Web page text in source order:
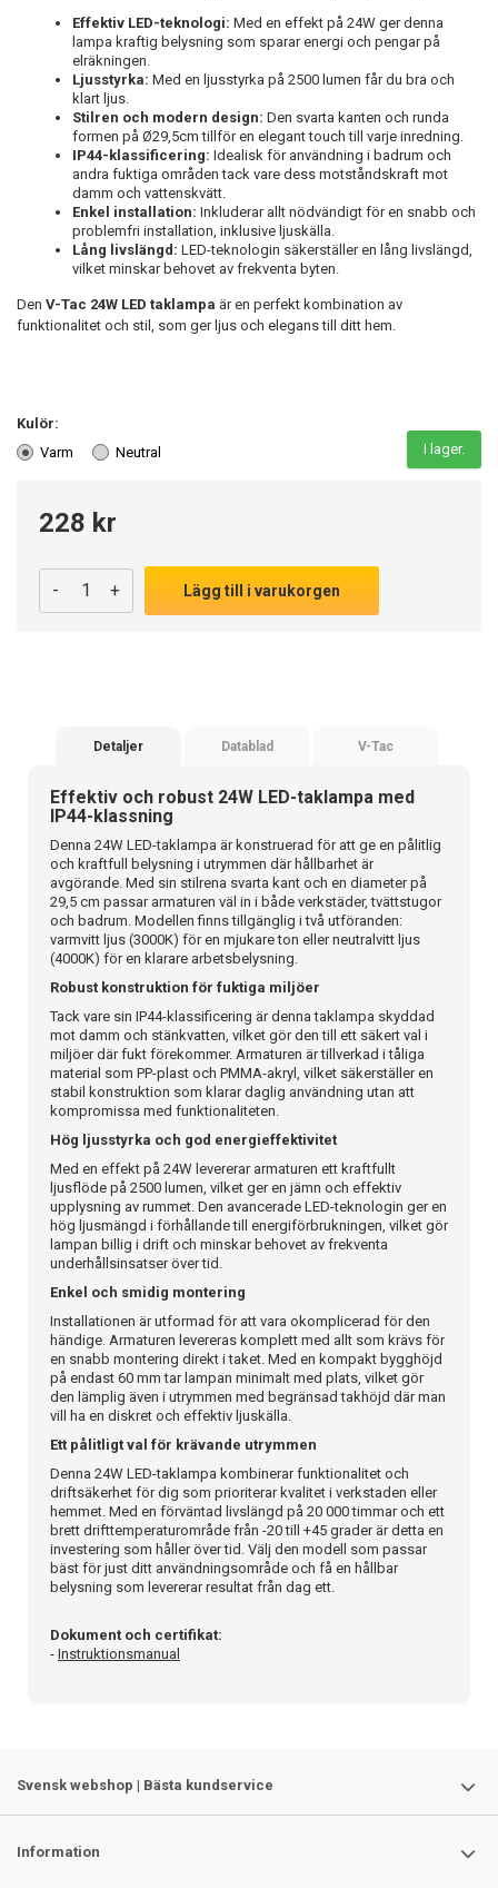
Effektiv LED-teknologi: Med en effekt på 24W ger denna
lampa kraftig belysning som sparar energi och pengar på
elräkningen.
Ljusstyrka: Med en ljusstyrka på 2500 lumen får du bra och
klart ljus.
Stilren och modern design: Den svarta kanten och runda
formen på Ø29,5cm tillför en elegant touch till varje inredning.
IP44-klassificering: Idealisk för användning i badrum och
andra fuktiga områden tack vare dess motståndskraft mot
damm och vattenskvätt.
Enkel installation: Inkluderar allt nödvändigt för en snabb och
problemfri installation, inklusive ljuskälla.
Lång livslängd: LED-teknologin säkerställer en lång livslängd,
vilket minskar behovet av frekventa byten.
Den V-Tac 24W LED taklampa är en perfekt kombination av
funktionalitet och stil, som ger ljus och elegans till ditt hem.
Kulör:
Varm
Neutral I lager.
228 kr
- + Lägg till i varukorgen
Detaljer Datablad V-Tac
Effektiv och robust 24W LED-taklampa med
IP44-klassning
Denna 24W LED-taklampa är konstruerad för att ge en pålitlig
och kraftfull belysning i utrymmen där hållbarhet är
avgörande. Med sin stilrena svarta kant och en diameter på
29,5 cm passar armaturen väl in i både verkstäder, tvättstugor
och badrum. Modellen finns tillgänglig i två utföranden:
varmvitt ljus (3000K) för en mjukare ton eller neutralvitt ljus
(4000K) för en klarare arbetsbelysning.
Robust konstruktion för fuktiga miljöer
Tack vare sin IP44-klassificering är denna taklampa skyddad
mot damm och stänkvatten, vilket gör den till ett säkert val i
miljöer där fukt förekommer. Armaturen är tillverkad i tåliga
material som PP-plast och PMMA-akryl, vilket säkerställer en
stabil konstruktion som klarar daglig användning utan att
kompromissa med funktionaliteten.
Hög ljusstyrka och god energieffektivitet
Med en effekt på 24W levererar armaturen ett kraftfullt
ljusflöde på 2500 lumen, vilket ger en jämn och effektiv
upplysning av rummet. Den avancerade LED-teknologin ger en
hög ljusmängd i förhållande till energiförbrukningen, vilket gör
lampan billig i drift och minskar behovet av frekventa
underhållsinsatser över tid.
Enkel och smidig montering
Installationen är utformad för att vara okomplicerad för den
händige. Armaturen levereras komplett med allt som krävs för
en snabb montering direkt i taket. Med en kompakt bygghöjd
på endast 60 mm tar lampan minimalt med plats, vilket gör
den lämplig även i utrymmen med begränsad takhöjd där man
vill ha en diskret och effektiv ljuskälla.
Ett pålitligt val för krävande utrymmen
Denna 24W LED-taklampa kombinerar funktionalitet och
driftsäkerhet för dig som prioriterar kvalitet i verkstaden eller
hemmet. Med en förväntad livslängd på 20 000 timmar och ett
brett drifttemperaturområde från -20 till +45 grader är detta en
investering som håller över tid. Välj den modell som passar
bäst för just ditt användningsområde och få en hållbar
belysning som levererar resultat från dag ett.
Dokument och certifikat:
- Instruktionsmanual
Svensk webshop | Bästa kundservice
Information